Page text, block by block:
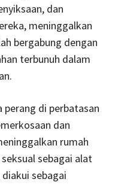
dan
meninggalkan
bergabung dengan
terbunuh dalam
perang di perbatasan
dan
rumah
sebagai alat
sebagai